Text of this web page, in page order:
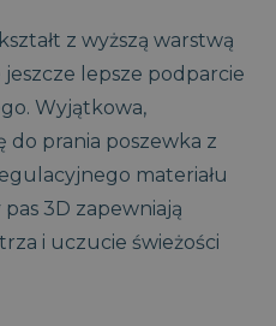
z wyższą warstwą
lepsze podparcie
Wyjątkowa,
do prania poszewka z
materiału
3D zapewniają
i uczucie świeżości